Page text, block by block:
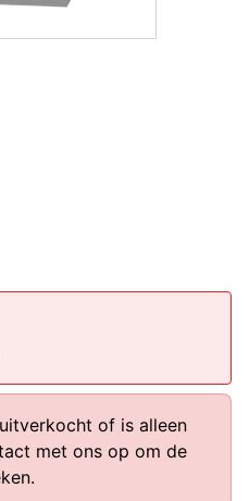
of is alleen
met ons op om de